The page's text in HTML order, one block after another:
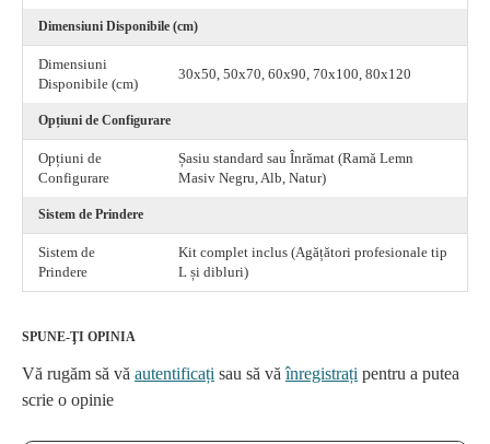
Dimensiuni Disponibile (cm)
Dimensiuni
Disponibile (cm)
30x50, 50x70, 60x90, 70x100, 80x120
Opțiuni de Configurare
Opțiuni de
Configurare
Șasiu standard sau Înrămat (Ramă Lemn
Masiv Negru, Alb, Natur)
Sistem de Prindere
Sistem de
Prindere
Kit complet inclus (Agățători profesionale tip
L și dibluri)
SPUNE-ŢI OPINIA
Vă rugăm să vă autentificați sau să văînregistrați pentru a putea
scrie o opinie